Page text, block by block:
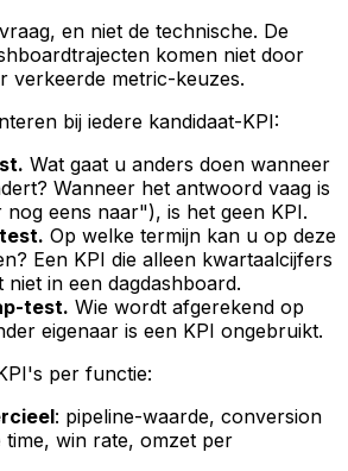
en niet de technische. De
komen niet door
verkeerde metric-keuzes.
bij iedere kandidaat-KPI:
Wat gaat u anders doen wanneer
Wanneer het antwoord vaag is
nog eens naar"), is het geen KPI.
Op welke termijn kan u op deze
Een KPI die alleen kwartaalcijfers
in een dagdashboard.
test. Wie wordt afgerekend op
eigenaar is een KPI ongebruikt.
per functie:
: pipeline-waarde, conversion
win rate, omzet per